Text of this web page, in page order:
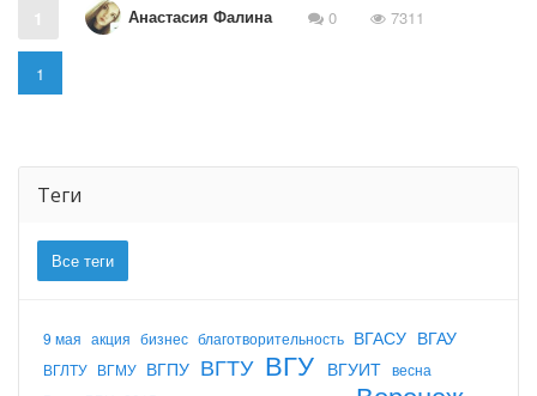
1 Анастасия Фалина 0 7311
1
Теги
Все теги
9 мая акция бизнес благотворительность ВГАСУ ВГАУ
ВГЛТУ ВГМУ ВГПУ ВГТУ ВГУ ВГУИТ весна